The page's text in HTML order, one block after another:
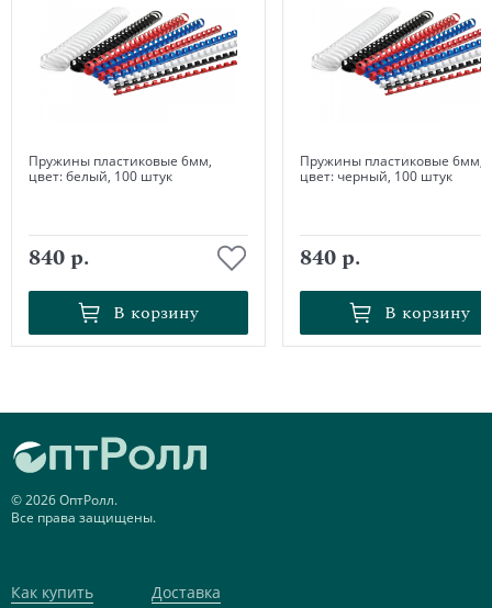
Пружины пластиковые 6мм,
цвет: белый, 100 штук
840 р.
В корзину
В корзину
Пружины пластиковые 6мм,
цвет: черный, 100 штук
840 р.
В корзину
В корзину
© 2026 ОптРолл.
Все права защищены.
Как купить Доставка